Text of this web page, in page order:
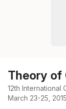
Theory of
12th International
March 23-25,